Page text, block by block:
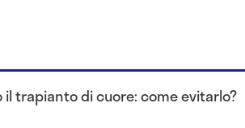
il trapianto di cuore: come evitarlo?